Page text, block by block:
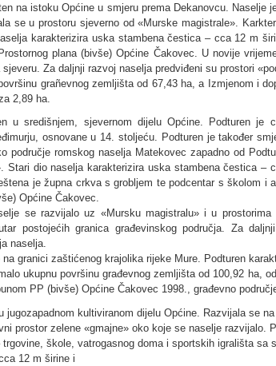
na istoku Općine u smjeru prema Dekanovcu.
se u prostoru sjeverno od «Murske magistrale».
karakterizira uska stambena čestica – cca 12 m
plana (bivše) Općine Čakovec. U novije
Za daljnji razvoj naselja predviđeni su prostori
grañevnog zemljišta od 67,43 ha, a Izmjenom i
2,89 ha.
u središnjem, sjevernom dijelu Općine. Podturen
osnovane u 14. stoljeću. Podturen je također
područje romskog naselja Matekovec zapadno od
Stari dio naselja karakterizira uska stambena čestica –
je župna crkva s grobljem te podcentar s školom i
Općine Čakovec.
se razvijalo uz «Mursku magistralu» i u
postojećih granica građevinskog područja. Za
naselja.
granici zaštićenog krajolika rijeke Mure. Podturen
ukupnu površinu građevnog zemljišta od 100,92 ha,
PP (bivše) Općine Čakovec 1998., građevno
jugozapadnom kultiviranom dijelu Općine. Razvijala se
prostor zelene «gmajne» oko koje se naselje razvijalo.
trgovine, škole, vatrogasnog doma i sportskih igrališta
12 m širine i